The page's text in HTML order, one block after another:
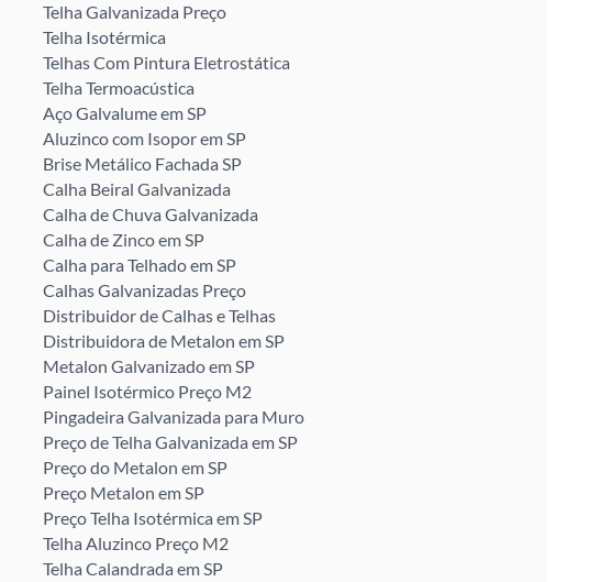
Telha Galvanizada Preço
Telha Isotérmica
Telhas Com Pintura Eletrostática
Telha Termoacústica
Aço Galvalume em SP
Aluzinco com Isopor em SP
Brise Metálico Fachada SP
Calha Beiral Galvanizada
Calha de Chuva Galvanizada
Calha de Zinco em SP
Calha para Telhado em SP
Calhas Galvanizadas Preço
Distribuidor de Calhas e Telhas
Distribuidora de Metalon em SP
Metalon Galvanizado em SP
Painel Isotérmico Preço M2
Pingadeira Galvanizada para Muro
Preço de Telha Galvanizada em SP
Preço do Metalon em SP
Preço Metalon em SP
Preço Telha Isotérmica em SP
Telha Aluzinco Preço M2
Telha Calandrada em SP